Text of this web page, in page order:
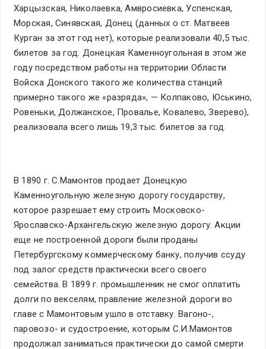
Харцызская, Николаевка, Амвросиевка, Успенская,
Морская, Синявская, Донец (данных о ст. Матвеев
Курган за этот год нет), которые реализовали 40,5 тыс.
билетов за год. Донецкая Каменноугольная в этом же
году посредством работы на территории Области
Войска Донского такого же количества станций
примерно такого же «разряда», — Колпаково, Юськино,
Ровеньки, Должанское, Провалье, Ковалево, Зверево),
реализовала всего лишь 19,3 тыс. билетов за год.
В 1890 г. С.Мамонтов продает Донецкую
Каменноугольную железную дорогу государству,
которое разрешает ему строить Московско-
Ярославско-Архангельскую железную дорогу. Акции
еще не построенной дороги были проданы
Петербургскому коммерческому банку, получив ссуду
под залог средств практически всего своего
семейства. В 1899 г. промышленник не смог оплатить
долги по векселям, правление железной дороги во
главе с Мамонтовым ушло в отставку. Вагоно-,
паровозо- и судостроение, которым С.И.Мамонтов
продолжал заниматься практически до самой смерти